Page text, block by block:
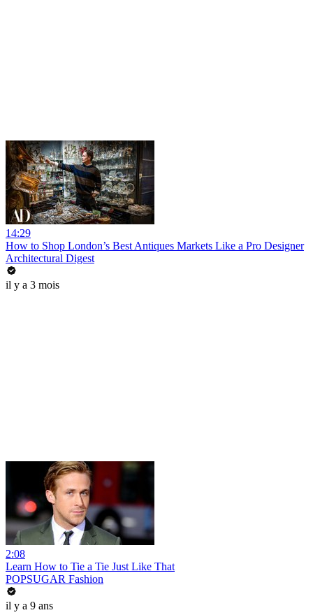
14:29
How to Shop London’s Best Antiques Markets Like a Pro Designer
Architectural Digest
il y a 3 mois
2:08
Learn How to Tie a Tie Just Like That
POPSUGAR Fashion
il y a 9 ans